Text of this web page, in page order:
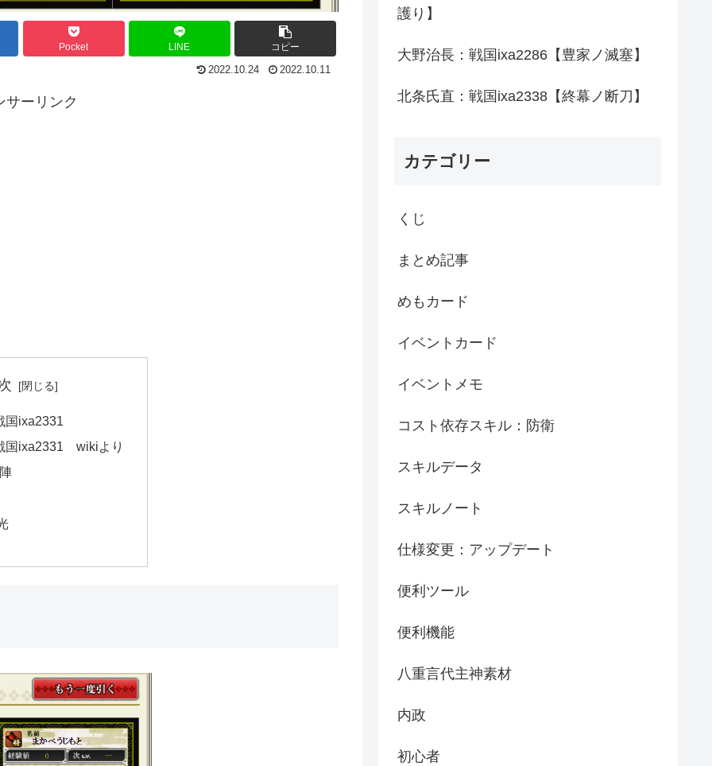
Pocket LINE コピー
2022.10.24 2022.10.11
サーリンク
国ixa2331
国ixa2331 wikiより
護り】
大野治長：戦国ixa2286【豊家ノ滅塞】
北条氏直：戦国ixa2338【終幕ノ断刀】
カテゴリー
くじ
まとめ記事
めもカード
イベントカード
イベントメモ
コスト依存スキル：防衛
スキルデータ
スキルノート
仕様変更：アップデート
便利ツール
便利機能
八重言代主神素材
内政
初心者